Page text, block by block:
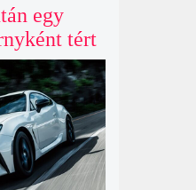
egy
tért
spin-